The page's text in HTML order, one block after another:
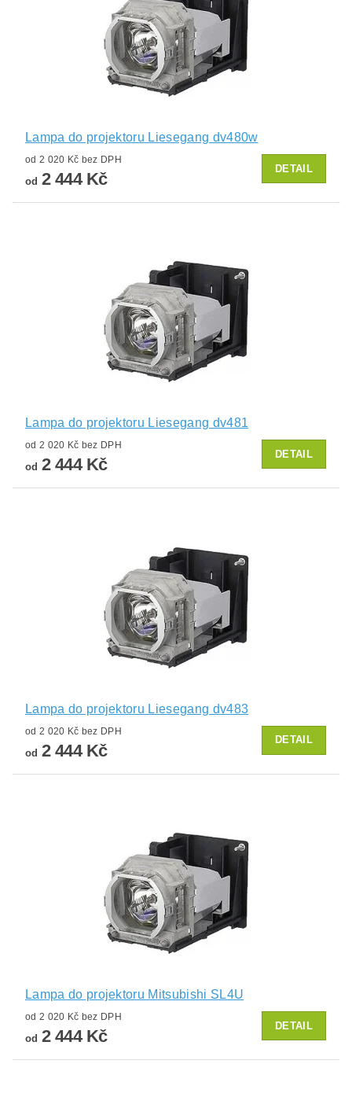
Lampa do projektoru Liesegang dv480w
od 2 020 Kč bez DPH
od 2 444 Kč
DETAIL
Lampa do projektoru Liesegang dv481
od 2 020 Kč bez DPH
od 2 444 Kč
DETAIL
Lampa do projektoru Liesegang dv483
od 2 020 Kč bez DPH
od 2 444 Kč
DETAIL
Lampa do projektoru Mitsubishi SL4U
od 2 020 Kč bez DPH
od 2 444 Kč
DETAIL